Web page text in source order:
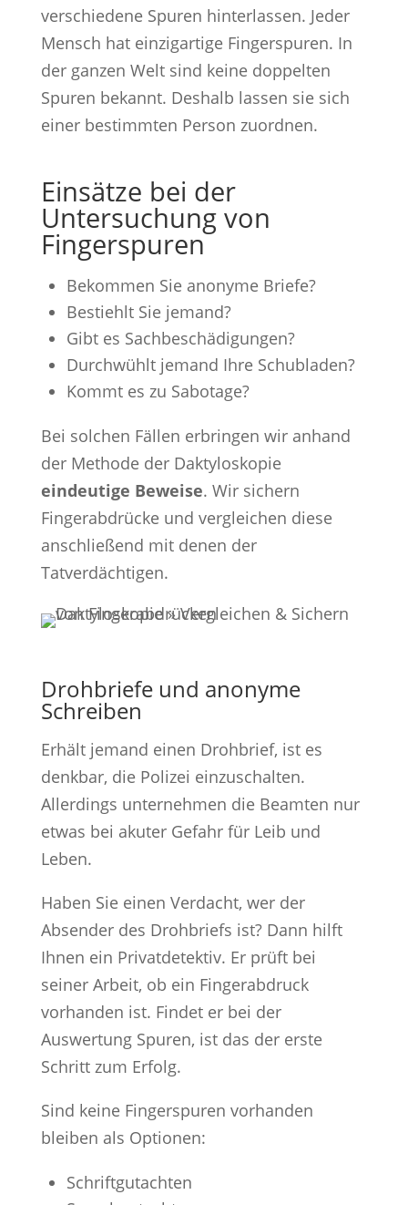
verschiedene Spuren hinterlassen. Jeder
Mensch hat einzigartige Fingerspuren. In
der ganzen Welt sind keine doppelten
Spuren bekannt. Deshalb lassen sie sich
einer bestimmten Person zuordnen.
Einsätze bei der
Untersuchung von
Fingerspuren
Bekommen Sie anonyme Briefe?
Bestiehlt Sie jemand?
Gibt es Sachbeschädigungen?
Durchwühlt jemand Ihre Schubladen?
Kommt es zu Sabotage?
Bei solchen Fällen erbringen wir anhand
der Methode der Daktyloskopie
eindeutige Beweise. Wir sichern
Fingerabdrücke und vergleichen diese
anschließend mit denen der
Tatverdächtigen.
Drohbriefe und anonyme
Schreiben
Erhält jemand einen Drohbrief, ist es
denkbar, die Polizei einzuschalten.
Allerdings unternehmen die Beamten nur
etwas bei akuter Gefahr für Leib und
Leben.
Haben Sie einen Verdacht, wer der
Absender des Drohbriefs ist? Dann hilft
Ihnen ein Privatdetektiv. Er prüft bei
seiner Arbeit, ob ein Fingerabdruck
vorhanden ist. Findet er bei der
Auswertung Spuren, ist das der erste
Schritt zum Erfolg.
Sind keine Fingerspuren vorhanden
bleiben als Optionen:
Schriftgutachten